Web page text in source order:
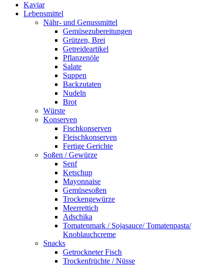
Kaviar
Lebensmittel
Nähr- und Genussmittel
Gemüsezubereitungen
Grützen, Brei
Getreideartikel
Pflanzenöle
Salate
Suppen
Backzutaten
Nudeln
Brot
Würste
Konserven
Fischkonserven
Fleischkonserven
Fertige Gerichte
Soßen / Gewürze
Senf
Ketschup
Mayonnaise
Gemüsesoßen
Trockengewürze
Meerrettich
Adschika
Tomatenmark / Sojasauce/ Tomatenpasta/
Knoblauchcreme
Snacks
Getrockneter Fisch
Trockenfrüchte / Nüsse